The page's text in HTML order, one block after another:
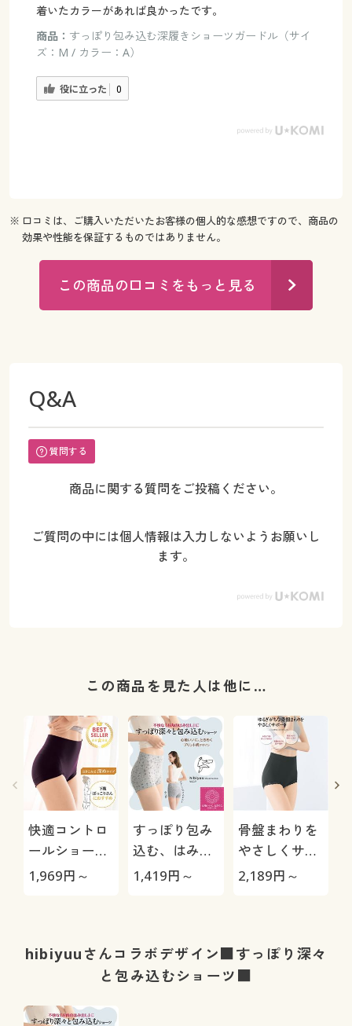
着いたカラーがあれば良かったです。
商品： すっぽり包み込む深履きショーツガードル（サイ
ズ：M / カラー：A）
役に立った 0
※ 口コミは、ご購入いただいたお客様の個人的な感想ですので、商品の
効果や性能を保証するものではありません。
この商品の口コミをもっと見る
Q&A
質問する
商品に関する質問をご投稿ください。
ご質問の中には個人情報は入力しないようお願いし
ます。
この商品を見た人は他に…
快適コントロ
ールショーツ/
下腹を心地よ
1,969円～
すっぽり包み
込む、はみ出
しにくいショ
1,419円～
骨盤まわりを
やさしくサポ
ートするショ
2,189円～
hibiyuuさんコラボデザイン■すっぽり深々
と包み込むショーツ■